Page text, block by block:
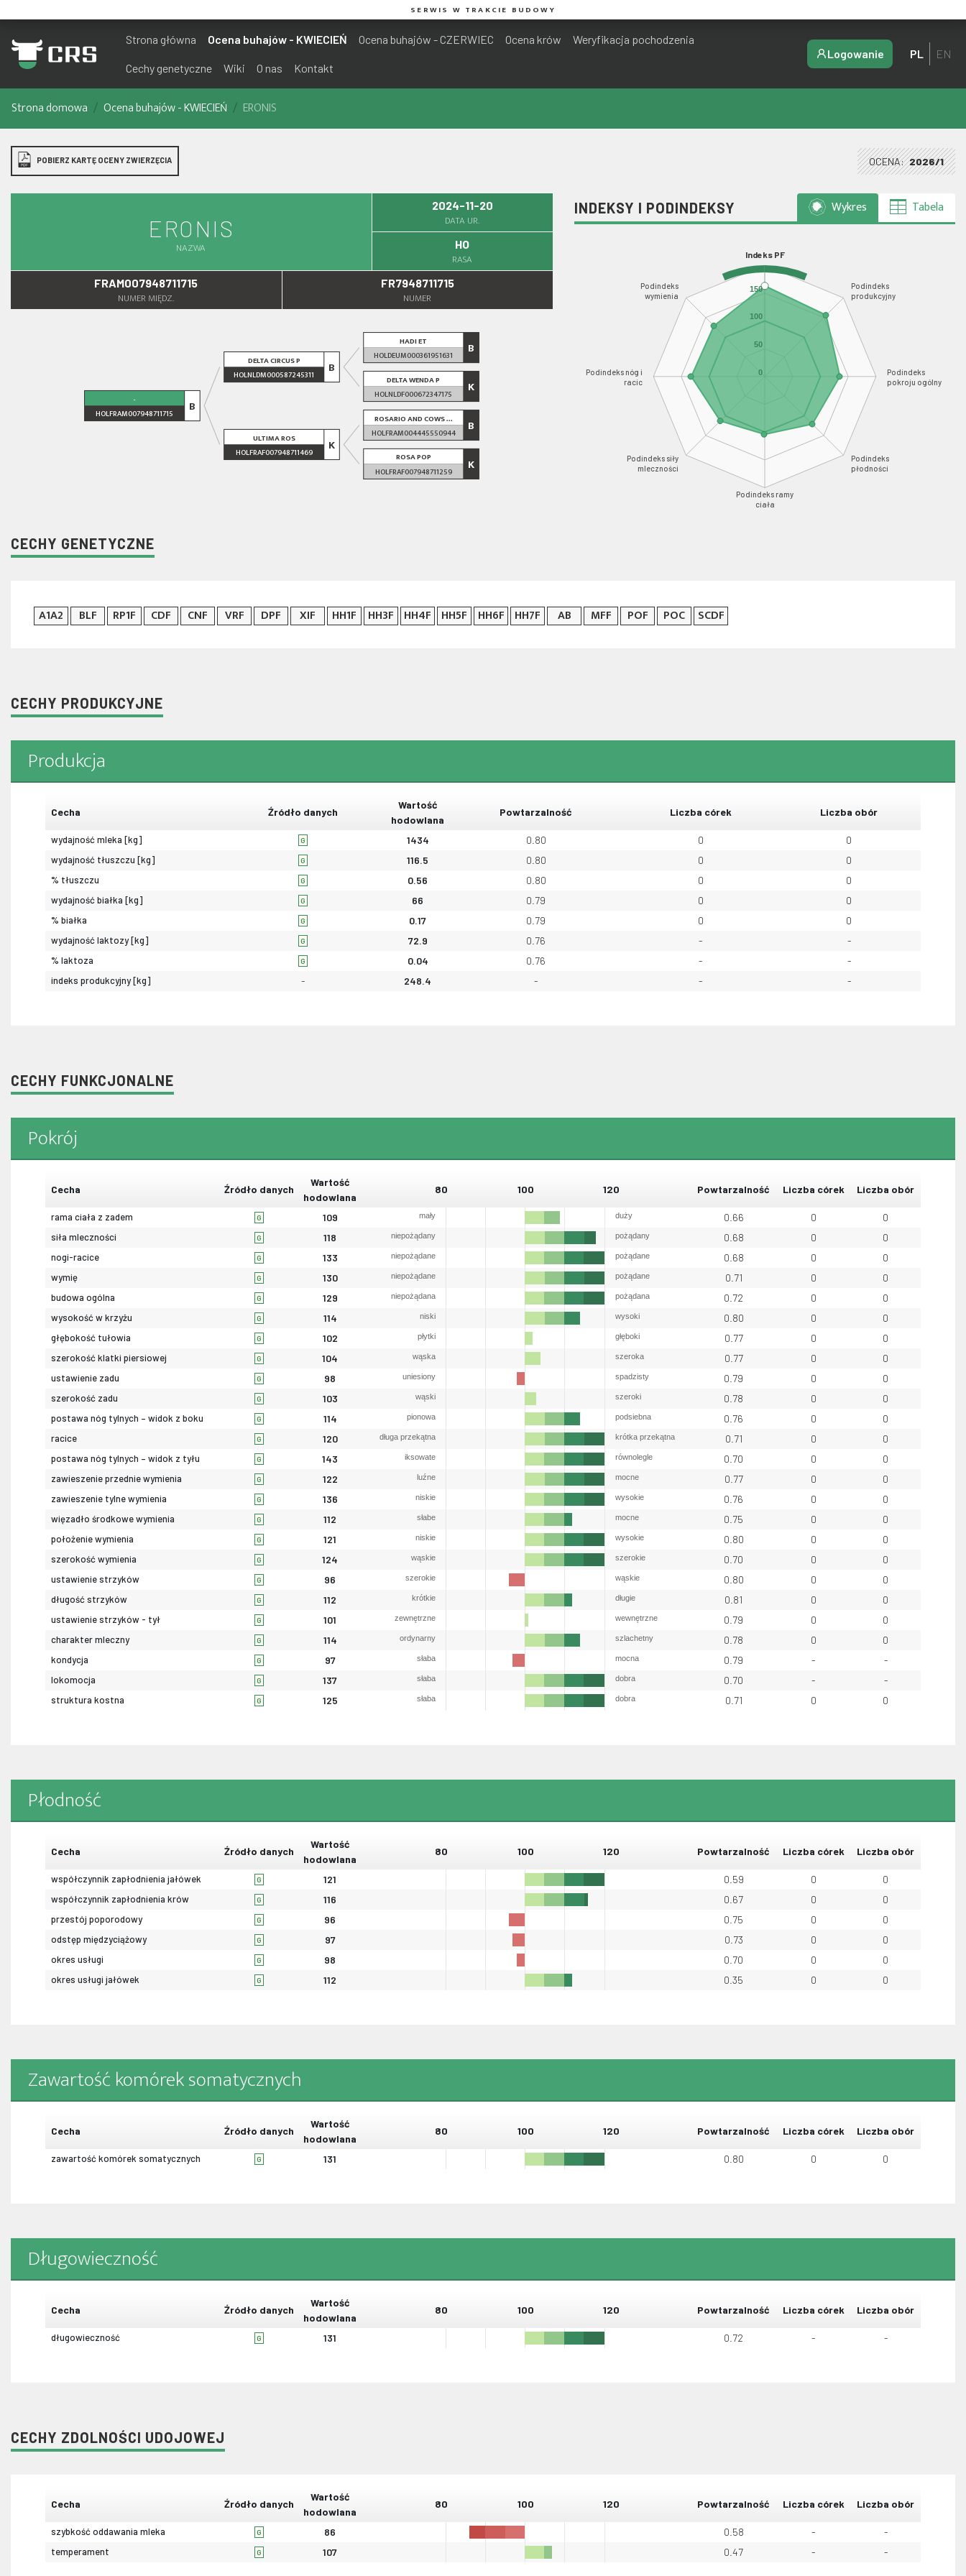
SERWIS W TRAKCIE BUDOWY
Strona główna Ocena buhajów - KWIECIEŃ Ocena buhajów - CZERWIEC Ocena krów Weryfikacja pochodzenia
Cechy genetyczne Wiki O nas Kontakt
Logowanie PL EN
Strona domowa Ocena buhajów - KWIECIEŃ ERONIS
POBIERZ KARTĘ OCENY ZWIERZĘCIA OCENA: 2026/1
ERONIS
NAZWA
2024-11-20
DATA UR.
HO
RASA
FRAM007948711715
NUMER MIĘDZ.
FR7948711715
NUMER
-
HOLFRAM007948711715 B
DELTA CIRCUS P
HOLNLDM000587245311 B
ULTIMA ROS
HOLFRAF007948711469 K
HADI ET
HOLDEUM000361951631 B
DELTA WENDA P
HOLNLDF000672347175 K
ROSARIO AND COWS ...
HOLFRAM004445550944 B
ROSA POP
HOLFRAF007948711259 K
INDEKSY I PODINDEKSY Wykres Tabela
Indeks PF
Podindeks
produkcyjny
Podindeks
pokroju ogólny
Podindeks
płodności
Podindeks ramy
ciała
Podindeks siły
mleczności
Podindeks nóg i
racic
Podindeks
wymienia
0
50
100
150
CECHY GENETYCZNE
A1A2 BLF RP1F CDF CNF VRF DPF XIF HH1F HH3F HH4F HH5F HH6F HH7F AB MFF POF POC SCDF
CECHY PRODUKCYJNE
Produkcja
Cecha Źródło danych
Wartość
hodowlana
Powtarzalność Liczba córek Liczba obór
wydajność mleka [kg] G 1434 0.80 0 0
wydajność tłuszczu [kg] G 116.5 0.80 0 0
% tłuszczu G 0.56 0.80 0 0
wydajność białka [kg] G 66 0.79 0 0
% białka G 0.17 0.79 0 0
wydajność laktozy [kg] G 72.9 0.76 - -
% laktoza G 0.04 0.76 - -
indeks produkcyjny [kg] - 248.4 - - -
CECHY FUNKCJONALNE
Pokrój
Cecha Źródło danych
Wartość
hodowlana
80 100 120 Powtarzalność Liczba córek Liczba obór
rama ciała z zadem G 109 mały duży 0.66 0 0
siła mleczności G 118 niepożądany pożądany 0.68 0 0
nogi-racice G 133 niepożądane pożądane 0.68 0 0
wymię G 130 niepożądane pożądane 0.71 0 0
budowa ogólna G 129 niepożądana pożądana 0.72 0 0
wysokość w krzyżu G 114 niski wysoki 0.80 0 0
głębokość tułowia G 102 płytki głęboki 0.77 0 0
szerokość klatki piersiowej G 104 wąska szeroka 0.77 0 0
ustawienie zadu G 98 uniesiony spadzisty 0.79 0 0
szerokość zadu G 103 wąski szeroki 0.78 0 0
postawa nóg tylnych – widok z boku G 114 pionowa podsiebna 0.76 0 0
racice G 120 długa przekątna krótka przekątna 0.71 0 0
postawa nóg tylnych – widok z tyłu G 143 iksowate równolegle 0.70 0 0
zawieszenie przednie wymienia G 122 luźne mocne 0.77 0 0
zawieszenie tylne wymienia G 136 niskie wysokie 0.76 0 0
więzadło środkowe wymienia G 112 słabe mocne 0.75 0 0
położenie wymienia G 121 niskie wysokie 0.80 0 0
szerokość wymienia G 124 wąskie szerokie 0.70 0 0
ustawienie strzyków G 96 szerokie wąskie 0.80 0 0
długość strzyków G 112 krótkie długie 0.81 0 0
ustawienie strzyków - tył G 101 zewnętrzne wewnętrzne 0.79 0 0
charakter mleczny G 114 ordynarny szlachetny 0.78 0 0
kondycja G 97 słaba mocna 0.79 - -
lokomocja G 137 słaba dobra 0.70 - -
struktura kostna G 125 słaba dobra 0.71 0 0
Płodność
Cecha Źródło danych
Wartość
hodowlana
80 100 120 Powtarzalność Liczba córek Liczba obór
współczynnik zapłodnienia jałówek G 121 0.59 0 0
współczynnik zapłodnienia krów G 116 0.67 0 0
przestój poporodowy G 96 0.75 0 0
odstęp międzyciążowy G 97 0.73 0 0
okres usługi G 98 0.70 0 0
okres usługi jałówek G 112 0.35 0 0
Zawartość komórek somatycznych
Cecha Źródło danych
Wartość
hodowlana
80 100 120 Powtarzalność Liczba córek Liczba obór
zawartość komórek somatycznych G 131 0.80 0 0
Długowieczność
Cecha Źródło danych
Wartość
hodowlana
80 100 120 Powtarzalność Liczba córek Liczba obór
długowieczność G 131 0.72 - -
CECHY ZDOLNOŚCI UDOJOWEJ
Cecha Źródło danych
Wartość
hodowlana
80 100 120 Powtarzalność Liczba córek Liczba obór
szybkość oddawania mleka G 86 0.58 - -
temperament G 107 0.47 - -